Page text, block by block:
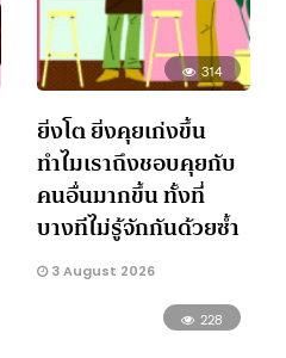
314
ยิ่งโต ยิ่งคุยเก่งขึ้น
ทำไมเราถึงชอบคุยกับ
คนอื่นมากขึ้น ทั้งที่
บางทีไม่รู้จักกันด้วยซ้ำ
3 August 2026
228